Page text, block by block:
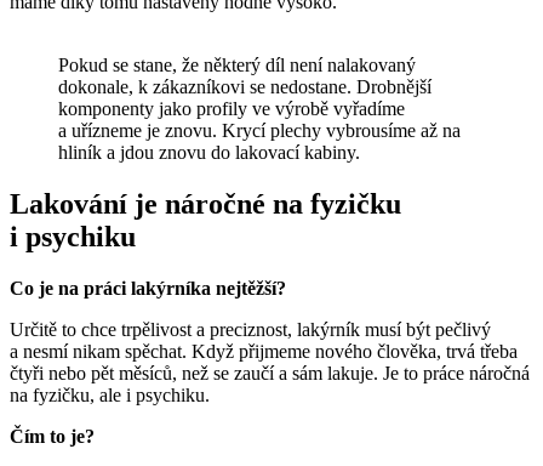
Pokud se stane, že některý díl není nalakovaný
dokonale, k zákazníkovi se nedostane. Drobnější
komponenty jako profily ve výrobě vyřadíme
a uřízneme je znovu. Krycí plechy vybrousíme až na
hliník a jdou znovu do lakovací kabiny.
Lakování je náročné na fyzičku
i psychiku
Co je na práci lakýrníka nejtěžší?
Určitě to chce trpělivost a preciznost, lakýrník musí být pečlivý
a nesmí nikam spěchat. Když přijmeme nového člověka, trvá třeba
čtyři nebo pět měsíců, než se zaučí a sám lakuje. Je to práce náročná
na fyzičku, ale i psychiku.
Čím to je?